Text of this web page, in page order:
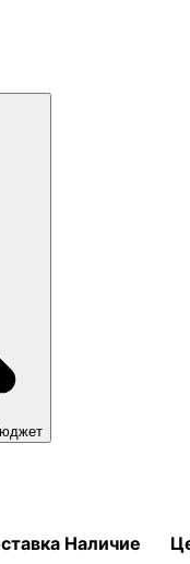
Наличие